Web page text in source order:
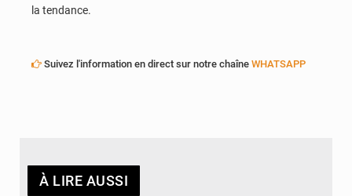
la tendance.
Suivez l'information en direct sur notre chaîne WHATSAPP
À LIRE AUSSI